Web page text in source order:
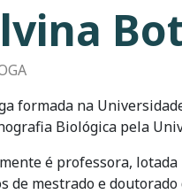
formada na
Biológica pela
é professora,
de mestrado e doutorado